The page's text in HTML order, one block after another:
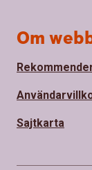
Om
Sajtkarta